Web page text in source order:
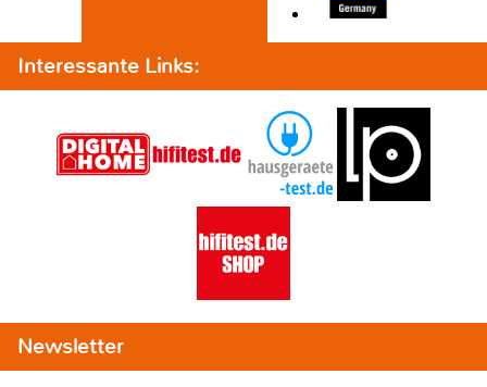
Interessante Links:
Newsletter